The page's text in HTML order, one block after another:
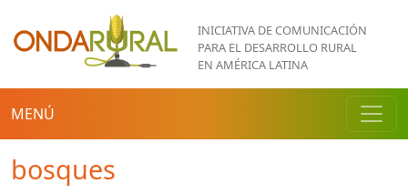
Pasar al contenido principal
INICIATIVA DE COMUNICACIÓN
PARA EL DESARROLLO RURAL
EN AMÉRICA LATINA
MENÚ
bosques